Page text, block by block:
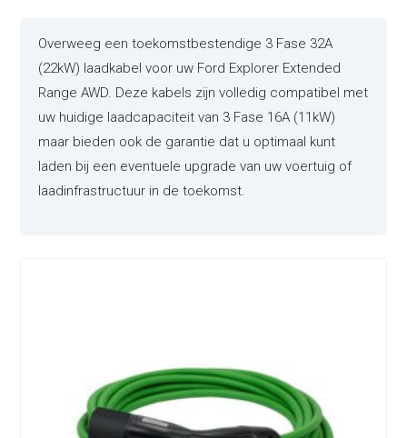
Overweeg een toekomstbestendige 3 Fase 32A
(22kW) laadkabel voor uw Ford Explorer Extended
Range AWD. Deze kabels zijn volledig compatibel met
uw huidige laadcapaciteit van 3 Fase 16A (11kW)
maar bieden ook de garantie dat u optimaal kunt
laden bij een eventuele upgrade van uw voertuig of
laadinfrastructuur in de toekomst.